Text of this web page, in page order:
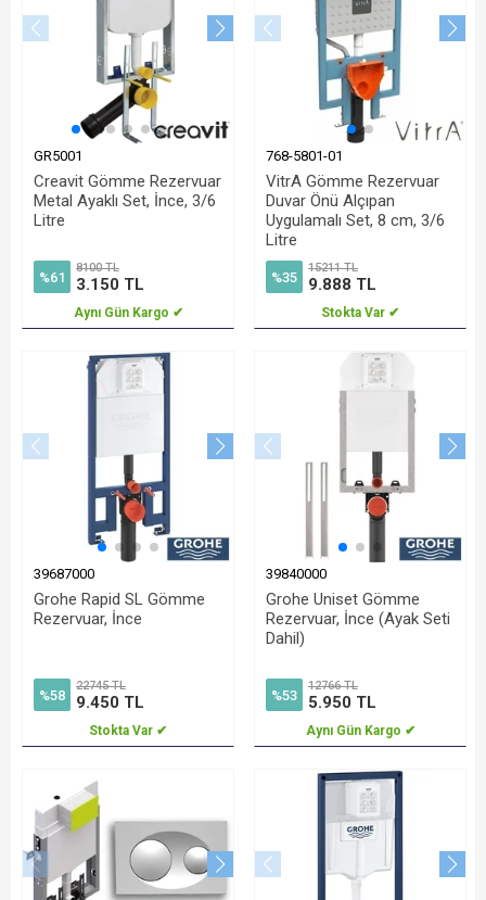
GR5001
Creavit Gömme Rezervuar
Metal Ayaklı Set, İnce, 3/6
Litre
%61
8100 TL
3.150 TL
Aynı Gün Kargo ✔
768-5801-01
VitrA Gömme Rezervuar
Duvar Önü Alçıpan
Uygulamalı Set, 8 cm, 3/6
Litre
%35
15211 TL
9.888 TL
Stokta Var ✔
39687000
Grohe Rapid SL Gömme
Rezervuar, İnce
%58
22745 TL
9.450 TL
Stokta Var ✔
39840000
Grohe Uniset Gömme
Rezervuar, İnce (Ayak Seti
Dahil)
%53
12766 TL
5.950 TL
Aynı Gün Kargo ✔